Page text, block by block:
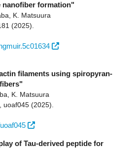
nanofiber formation"
K. Matsuura
(2025)
filaments using spiropyran-
K. Matsuura
uoaf045 (2025)
of Tau-derived peptide for